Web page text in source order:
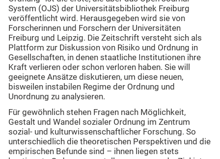
System (OJS) der Universitätsbibliothek Freiburg
veröffentlicht wird. Herausgegeben wird sie von
Forscherinnen und Forschern der Universitäten
Freiburg und Leipzig. Die Zeitschrift versteht sich als
Plattform zur Diskussion von Risiko und Ordnung in
Gesellschaften, in denen staatliche Institutionen ihre
Kraft verlieren oder schon verloren haben. Sie will
geeignete Ansätze diskutieren, um diese neuen,
bisweilen instabilen Regime der Ordnung und
Unordnung zu analysieren.
Für gewöhnlich stehen Fragen nach Möglichkeit,
Gestalt und Wandel sozialer Ordnung im Zentrum
sozial- und kulturwissenschaftlicher Forschung. So
unterschiedlich die theoretischen Perspektiven und die
empirischen Befunde sind – ihnen liegen stets